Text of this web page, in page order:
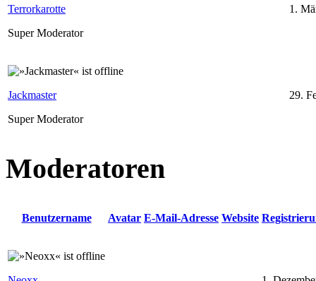
Terrorkarotte
Super Moderator
1.
Jackmaster
Super Moderator
29.
Moderatoren
Benutzername Avatar E-Mail-Adresse Website